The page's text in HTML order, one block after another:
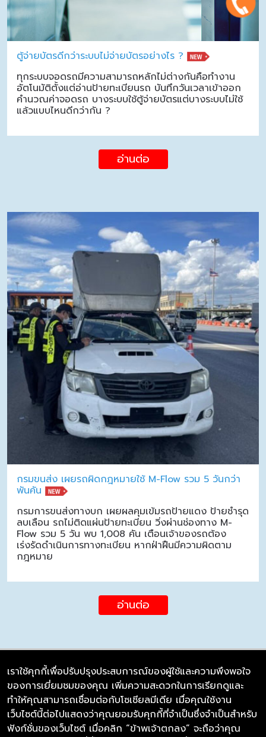
ตู้จ่ายบัตรดีกว่าระบบไม่จ่ายบัตรอย่างไร ?
ทุกระบบจอดรถมีความสามารถหลักไม่ต่างกันคือทำงาน
อัตโนมัติตั้งแต่อ่านป้ายทะเบียนรถ บันทึกวันเวลาเข้าออก
คำนวณค่าจอดรถ บางระบบใช้ตู้จ่ายบัตรแต่บางระบบไม่ใช้
แล้วแบบไหนดีกว่ากัน ?
อ่านต่อ
กรมขนส่ง เผยรถผิดกฎหมายใช้ M-Flow รวม 5 วันกว่า
พันคัน
กรมการขนส่งทางบก เผยผลคุมเข้มรถป้ายแดง ป้ายชำรุด
ลบเลือน รถไม่ติดแผ่นป้ายทะเบียน วิ่งผ่านช่องทาง M-
Flow รวม 5 วัน พบ 1,008 คัน เตือนเจ้าของรถต้อง
เร่งรัดดำเนินการทางทะเบียน หากฝ่าฝืนมีความผิดตาม
กฎหมาย
อ่านต่อ
บริษัท ซิมลิงค์ จำกัด
98/226 Bangrakyai-Baanmai Road,
Bangyai, Nonthaburi 11140
เราใช้คุกกี้เพื่อปรับปรุงประสบการณ์ของผู้ใช้และความพึงพอใจ
ของการเยี่ยมชมของคุณ เพิ่มความสะดวกในการเรียกดูและ
ทำให้คุณสามารถเชื่อมต่อกับโซเชียลมีเดีย เมื่อคุณใช้งาน
เว็บไซต์นี้ต่อไปแสดงว่าคุณยอมรับคุกกี้ที่จำเป็นซึ่งจำเป็นสำหรับ
ฟังก์ชั่นของเว็บไซต์ เมื่อคลิก “ข้าพเจ้าตกลง” จะถือว่าคุณ